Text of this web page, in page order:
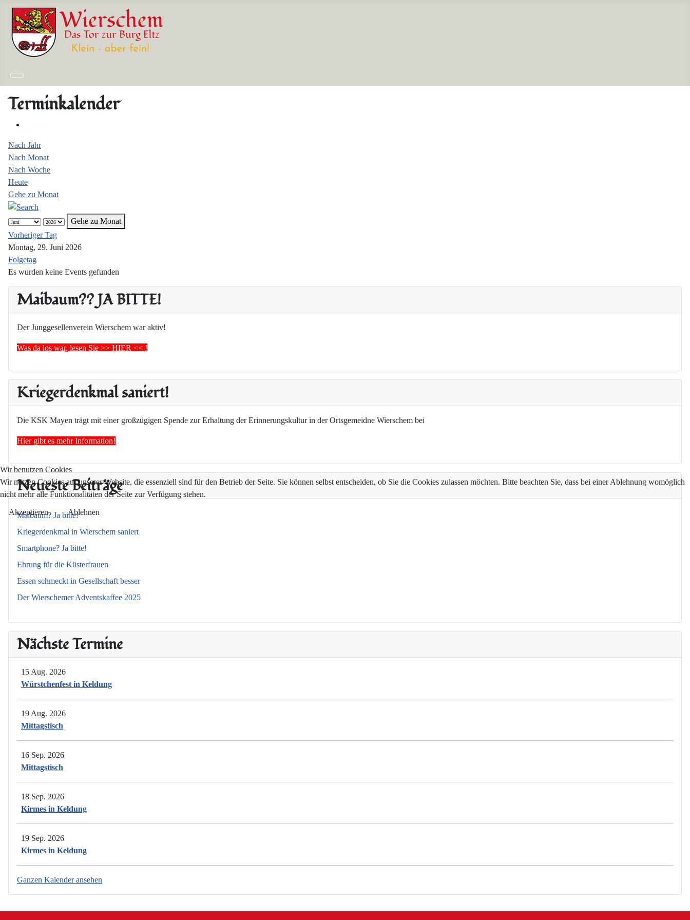
Maibaum?? JA BITTE!
Der Junggesellenverein Wierschem war aktiv!
Was da los war, lesen Sie >> HIER << !
Kriegerdenkmal saniert!
Die KSK Mayen trägt mit einer großzügigen Spende zur Erhaltung der Erinnerungskultur in der Ortsgemeidne Wierschem bei
Hier gibt es mehr Information!
Neueste Beiträge
Maibaum? Ja bitte!
Kriegerdenkmal in Wierschem saniert
Smartphone? Ja bitte!
Ehrung für die Küsterfrauen
Essen schmeckt in Gesellschaft besser
Der Wierschemer Adventskaffee 2025
Nächste Termine
15 Aug. 2026
Würstchenfest in Keldung
19 Aug. 2026
Mittagstisch
16 Sep. 2026
Mittagstisch
18 Sep. 2026
Kirmes in Keldung
19 Sep. 2026
Kirmes in Keldung
Ganzen Kalender ansehen
Terminkalender
Nach Jahr
Nach Monat
Nach Woche
Heute
Gehe zu Monat
Gehe zu Monat
Vorheriger Tag
Montag, 29. Juni 2026
Folgetag
Es wurden keine Events gefunden
Wir benutzen Cookies
Wir nutzen Cookies auf unserer Website, die essenziell sind für den Betrieb der Seite. Sie können selbst entscheiden, ob Sie die Cookies zulassen möchten. Bitte beachten Sie, dass bei einer Ablehnung womöglich
nicht mehr alle Funktionalitäten der Seite zur Verfügung stehen.
Akzeptieren Ablehnen